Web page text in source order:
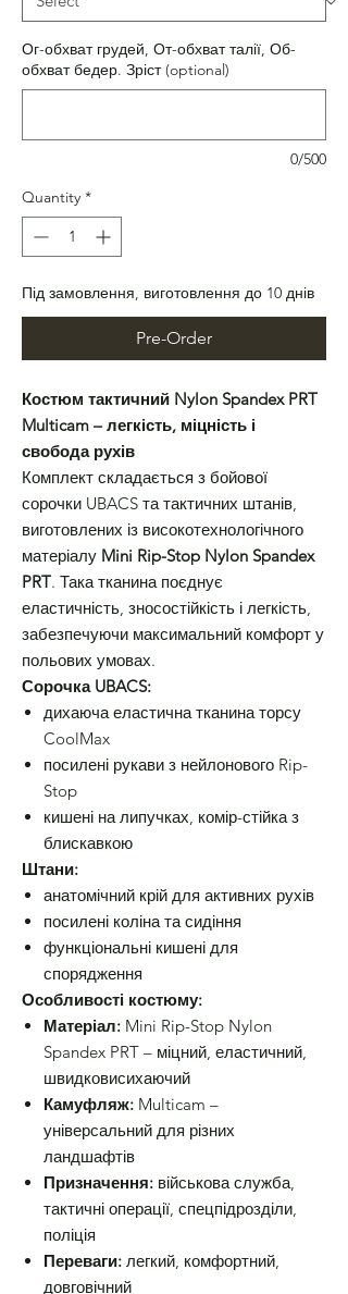
Ог-обхват грудей, От-обхват талії, Об-
обхват бедер. Зріст (optional)
0/500
Quantity *
Під замовлення, виготовлення до 10 днів
Pre-Order
Костюм тактичний Nylon Spandex PRT
Multicam – легкість, міцність і
свобода рухів
Комплект складається з бойової
сорочки UBACS та тактичних штанів,
виготовлених із високотехнологічного
матеріалу Mini Rip-Stop Nylon Spandex
PRT. Така тканина поєднує
еластичність, зносостійкість і легкість,
забезпечуючи максимальний комфорт у
польових умовах.
Сорочка UBACS:
дихаюча еластична тканина торсу
CoolMax
посилені рукави з нейлонового Rip-
Stop
кишені на липучках, комір-стійка з
блискавкою
Штани:
анатомічний крій для активних рухів
посилені коліна та сидіння
функціональні кишені для
спорядження
Особливості костюму:
Матеріал: Mini Rip-Stop Nylon
Spandex PRT – міцний, еластичний,
швидковисихаючий
Камуфляж: Multicam –
універсальний для різних
ландшафтів
Призначення: військова служба,
тактичні операції, спецпідрозділи,
поліція
Переваги: легкий, комфортний,
довговічний